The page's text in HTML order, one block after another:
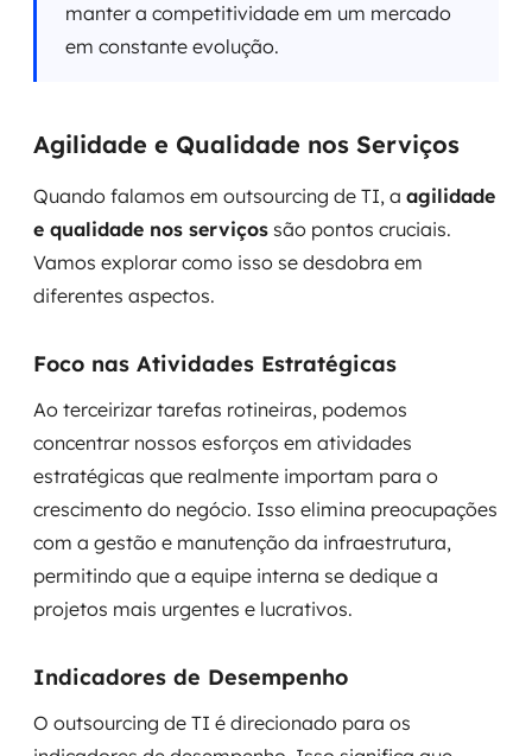
manter a competitividade em um mercado
em constante evolução.
Agilidade e Qualidade nos Serviços
Quando falamos em outsourcing de TI, a agilidade
e qualidade nos serviços são pontos cruciais.
Vamos explorar como isso se desdobra em
diferentes aspectos.
Foco nas Atividades Estratégicas
Ao terceirizar tarefas rotineiras, podemos
concentrar nossos esforços em atividades
estratégicas que realmente importam para o
crescimento do negócio. Isso elimina preocupações
com a gestão e manutenção da infraestrutura,
permitindo que a equipe interna se dedique a
projetos mais urgentes e lucrativos.
Indicadores de Desempenho
O outsourcing de TI é direcionado para os